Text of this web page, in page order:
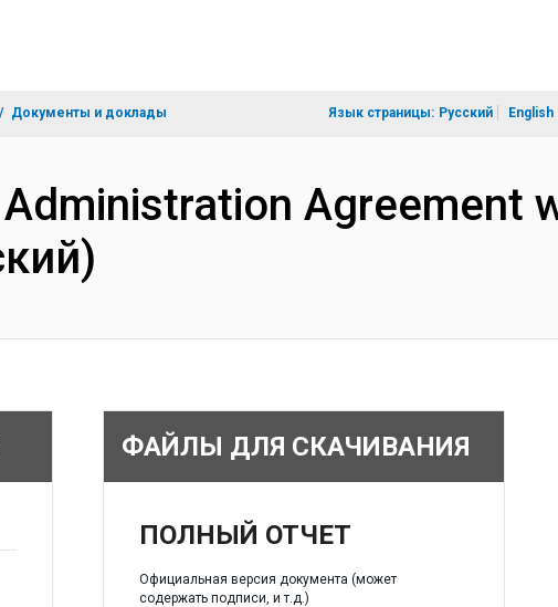
Документы и доклады Язык страницы: Русский English
Agreement
ФАЙЛЫ ДЛЯ СКАЧИВАНИЯ
ПОЛНЫЙ ОТЧЕТ
Официальная версия документа (может
содержать подписи, и т.д.)